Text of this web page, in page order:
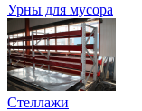
Урны для мусора
Стеллажи